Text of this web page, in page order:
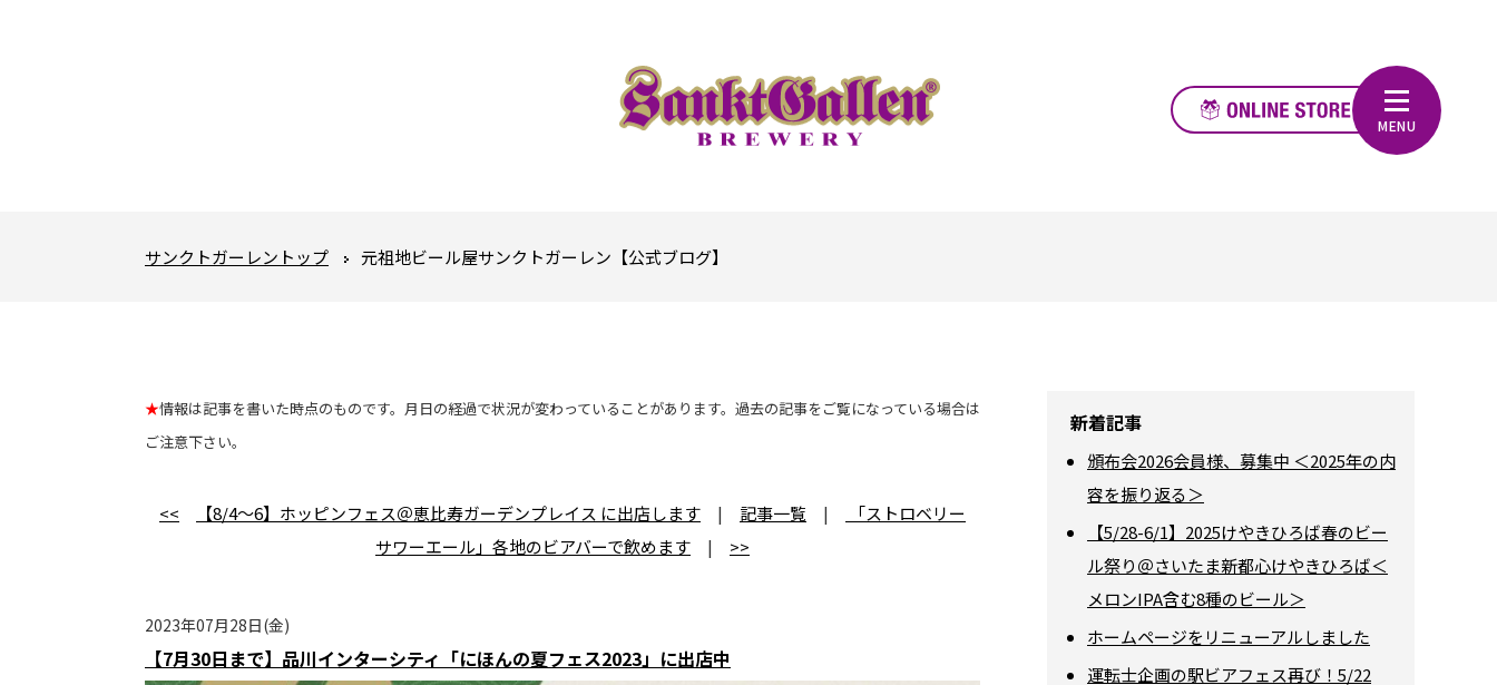
サンクトガーレントップ 元祖地ビール屋サンクトガーレン【公式ブログ】
★情報は記事を書いた時点のものです。月日の経過で状況が変わっていることがあります。過去の記事をご覧になっている場合は
ご注意下さい。
<< 【8/4～6】ホッピンフェス＠恵比寿ガーデンプレイス に出店します | 記事一覧 |
「ストロベリー
サワーエール」各地のビアバーで飲めます | >>
2023年07月28日(金)
【7月30日まで】品川インターシティ「にほんの夏フェス2023」に出店中
新着記事
頒布会2026会員様、募集中 ＜2025年の内
容を振り返る＞
【5/28-6/1】2025けやきひろば春のビー
ル祭り＠さいたま新都心けやきひろば＜
メロンIPA含む8種のビール＞
ホームページをリニューアルしました
運転士企画の駅ビアフェス再び！5/22